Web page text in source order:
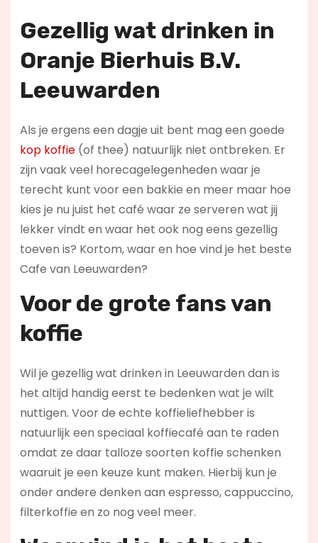
Gezellig wat drinken in
Oranje Bierhuis B.V.
Leeuwarden
Als je ergens een dagje uit bent mag een goede
kop koffie(of thee) natuurlijk niet ontbreken. Er
zijn vaak veel horecagelegenheden waar je
terecht kunt voor een bakkie en meer maar hoe
kies je nu juist het café waar ze serveren wat jij
lekker vindt en waar het ook nog eens gezellig
toeven is? Kortom, waar en hoe vind je het beste
Cafe van Leeuwarden?
Voor de grote fans van
koffie
Wil je gezellig wat drinken in Leeuwarden dan is
het altijd handig eerst te bedenken wat je wilt
nuttigen. Voor de echte koffieliefhebber is
natuurlijk een speciaal koffiecafé aan te raden
omdat ze daar talloze soorten koffie schenken
waaruit je een keuze kunt maken. Hierbij kun je
onder andere denken aan espresso, cappuccino,
filterkoffie en zo nog veel meer.